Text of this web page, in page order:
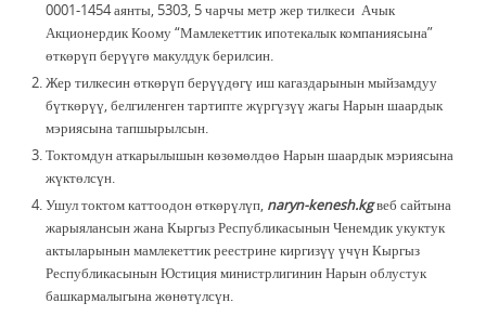
0001-1454 аянты, 5303, 5 чарчы метр жер тилкеси Ачык
Акционердик Коому “Мамлекеттик ипотекалык компаниясына”
өткөрүп берүүгө макулдук берилсин.
Жер тилкесин өткөрүп берүүдөгү иш кагаздарынын мыйзамдуу
бүткөрүү, белгиленген тартипте жүргүзүү жагы Нарын шаардык
мэриясына тапшырылсын.
Токтомдун аткарылышын көзөмөлдөө Нарын шаардык мэриясына
жүктөлсүн.
Ушул токтом каттоодон өткөрүлүп, naryn-kenesh.kgвеб сайтына
жарыялансын жана Кыргыз Республикасынын Ченемдик укуктук
актыларынын мамлекеттик реестрине киргизүү үчүн Кыргыз
Республикасынын Юстиция министрлигинин Нарын облустук
башкармалыгына жөнөтүлсүн.